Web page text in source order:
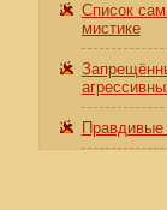
Список
мистике
Правдивые